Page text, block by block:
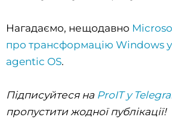
Нагадаємо, нещодавно
про трансформацію Windows
agentic OS.
Підписуйтеся на ProIT у
пропустити жодної публікації!